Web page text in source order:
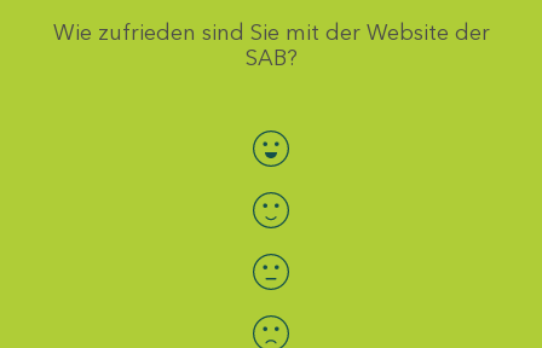
Wie zufrieden sind Sie mit der Website der
SAB?
Bewertung auswählen